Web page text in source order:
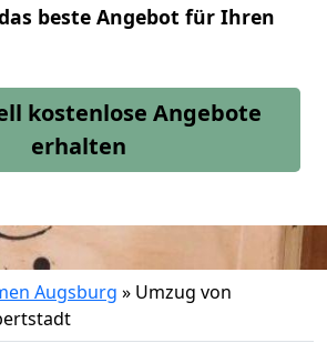
beste Angebot für Ihren
kostenlose Angebote
erhalten
Augsburg » Umzug von